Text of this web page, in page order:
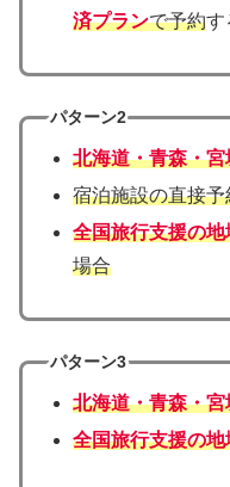
済プランで予約す
パターン2
北海道・青森・宮
宿泊施設の直接
全国旅行支援の
場合
パターン3
北海道・青森・宮
全国旅行支援の